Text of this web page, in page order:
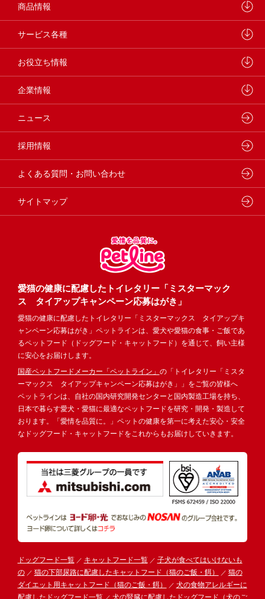
愛猫の健康に配慮したトイレタリー「ミスターマック
ス タイアップキャンペーン応募はがき」
愛猫の健康に配慮したトイレタリー「ミスターマックス タイアップキ
ャンペーン応募はがき」ペットラインは、愛犬や愛猫の食事・ご飯であ
るペットフード（ドッグフード・キャットフード）を通じて、飼い主様
に安心をお届けします。
国産ペットフードメーカー「ペットライン」 の「トイレタリー「ミスタ
ーマックス タイアップキャンペーン応募はがき」」をご覧の皆様へ
ペットラインは、自社の国内研究開発センターと国内製造工場を持ち、
日本で暮らす愛犬・愛猫に最適なペットフードを研究・開発・製造して
おります。「愛情を品質に。」ペットの健康を第一に考えた安心・安全
なドッグフード・キャットフードをこれからもお届けしていきます。
ドッグフード一覧 キャットフード一覧
子犬が食べてはいけないも
の
猫の下部尿路に配慮したキャットフード（猫のご飯・餌）
猫の
ダイエット用キャットフード（猫のご飯・餌）
犬の食物アレルギーに
ペットラインが大切にしていること
研究開発センターについて
学会・論文発表
製品・品質管理
商品情報
ドッグフード
キャットフード
小動物
動物病院専用フード
フードコンシェル
サービス各種
ウェルネスナビ
しあわせマルシェ
どうぶつ病院宅配便
お役立ち情報
ペットライン 犬ノート
ペットライン 猫ノート
狂犬病予防
企業情報
会社概要・事業所
代表メッセージ
企業理念・ビジョン
ニュース
採用情報
よくある質問・お問い合わせ
サイトマップ